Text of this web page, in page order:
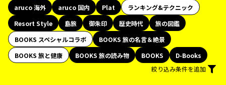
aruco 海外
aruco 国内 Plat
ランキング&テクニック
Resort Style
島旅 御朱印 歴史時代
旅の図鑑
BOOKS スペシャルコラボ
BOOKS 旅の名言＆絶景
BOOKS 旅と健康
BOOKS 旅の読み物 BOOKS
D-Books
絞り込み条件を追加